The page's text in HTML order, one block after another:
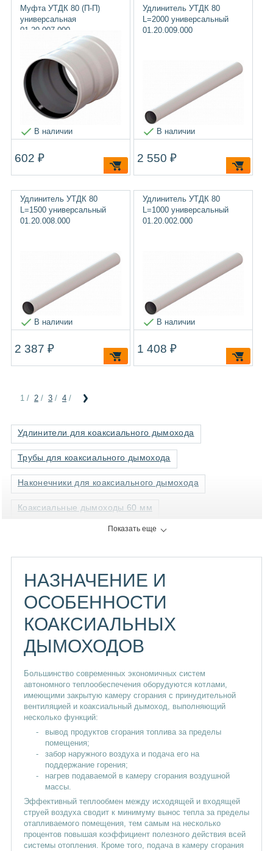
Муфта УТДК 80 (П-П)
универсальная
01.20.007.000
В наличии
602 ₽
Удлинитель УТДК 80
L=2000 универсальный
01.20.009.000
В наличии
2 550 ₽
Удлинитель УТДК 80
L=1500 универсальный
01.20.008.000
В наличии
2 387 ₽
Удлинитель УТДК 80
L=1000 универсальный
01.20.002.000
В наличии
1 408 ₽
1/ 2/ 3/ 4/
Удлинители для коаксиального дымохода
Трубы для коаксиального дымохода
Наконечники для коаксиального дымохода
Коаксиальные дымоходы 60 мм
Показать еще
НАЗНАЧЕНИЕ И
ОСОБЕННОСТИ
КОАКСИАЛЬНЫХ
ДЫМОХОДОВ
Большинство современных экономичных систем
автономного теплообеспечения оборудуются котлами,
имеющими закрытую камеру сгорания с принудительной
вентиляцией и коаксиальный дымоход, выполняющий
несколько функций:
вывод продуктов сгорания топлива за пределы
помещения;
забор наружного воздуха и подача его на
поддержание горения;
нагрев подаваемой в камеру сгорания воздушной
массы.
Эффективный теплообмен между исходящей и входящей
струей воздуха сводит к минимуму вынос тепла за пределы
отапливаемого помещения, тем самым на несколько
процентов повышая коэффициент полезного действия всей
системы отопления. Кроме того, подача в камеру сгорания